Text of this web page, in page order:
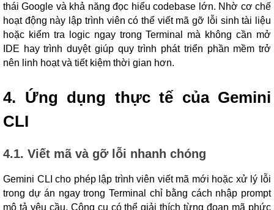
thái Google và khả năng đọc hiểu codebase lớn. Nhờ cơ chế
hoạt động này lập trình viên có thể viết mã gỡ lỗi sinh tài liệu
hoặc kiểm tra logic ngay trong Terminal mà không cần mở
IDE hay trình duyệt giúp quy trình phát triển phần mềm trở
nên linh hoạt và tiết kiệm thời gian hơn.
4. Ứng dụng thực tế của Gemini
CLI
4.1. Viết mã và gỡ lỗi nhanh chóng
Gemini CLI cho phép lập trình viên viết mã mới hoặc xử lý lỗi
trong dự án ngay trong Terminal chỉ bằng cách nhập prompt
mô tả yêu cầu. Công cụ có thể giải thích từng đoạn mã phức